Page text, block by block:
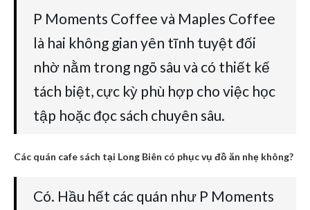
P Moments Coffee và Maples Coffee
là hai không gian yên tĩnh tuyệt đối
nhờ nằm trong ngõ sâu và có thiết kế
tách biệt, cực kỳ phù hợp cho việc học
tập hoặc đọc sách chuyên sâu.
Các quán cafe sách tại Long Biên có phục vụ đồ ăn nhẹ không?
Có. Hầu hết các quán như P Moments